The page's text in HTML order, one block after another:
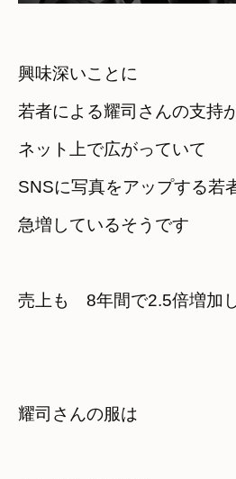
興味深いことに
若者による耀司さんの支持
ネット上で広がっていて
SNSに写真をアップする若
急増しているそうです
売上も　8年間で2.5倍増加
耀司さんの服は